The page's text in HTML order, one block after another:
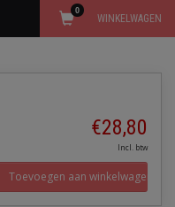
WINKELWAGEN
0
€28,80
Incl. btw
Toevoegen aan winkelwagen